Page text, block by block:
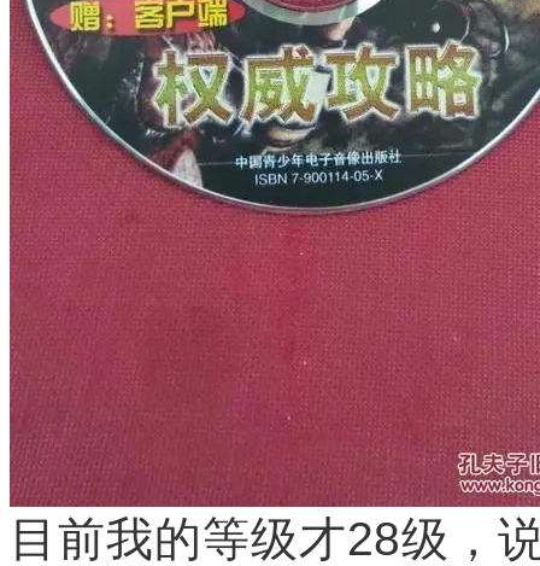
目前我的等级才28级，